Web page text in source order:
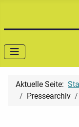
Aktuelle Seite:
Pressearchiv